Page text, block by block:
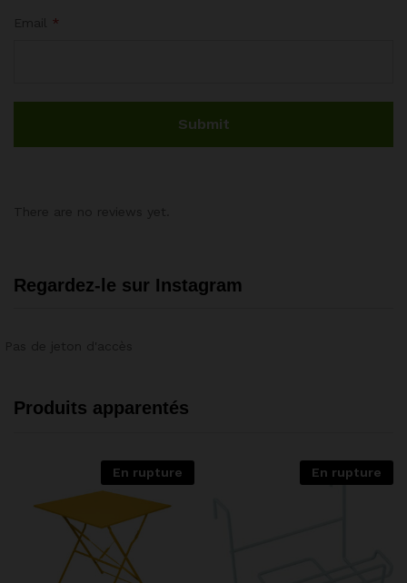
*
Regardez-le sur Instagram
Produits apparentés
En rupture En rupture